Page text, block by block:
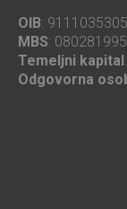
OIB:
MBS: 080281995
Temeljni kapital
Odgovorna